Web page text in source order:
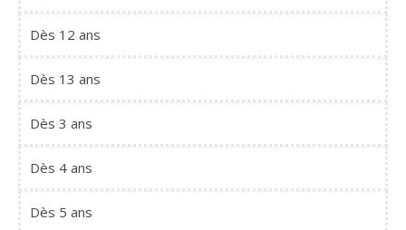
Dès 12 ans
Dès 13 ans
Dès 3 ans
Dès 4 ans
Dès 5 ans